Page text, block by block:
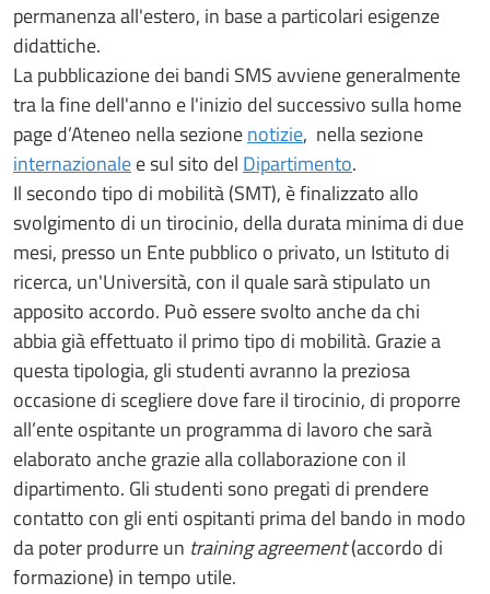
permanenza all'estero, in base a particolari esigenze
didattiche.
La pubblicazione dei bandi SMS avviene generalmente
tra la fine dell'anno e l'inizio del successivo sulla home
page d’Ateneo nella sezionenotizie, nella sezione
internazionalee sul sito del Dipartimento.
Il secondo tipo di mobilità (SMT), è finalizzato allo
svolgimento di un tirocinio, della durata minima di due
mesi, presso un Ente pubblico o privato, un Istituto di
ricerca, un'Università, con il quale sarà stipulato un
apposito accordo. Può essere svolto anche da chi
abbia già effettuato il primo tipo di mobilità. Grazie a
questa tipologia, gli studenti avranno la preziosa
occasione di scegliere dove fare il tirocinio, di proporre
all’ente ospitante un programma di lavoro che sarà
elaborato anche grazie alla collaborazione con il
dipartimento. Gli studenti sono pregati di prendere
contatto con gli enti ospitanti prima del bando in modo
da poter produrre un training agreement(accordo di
formazione) in tempo utile.